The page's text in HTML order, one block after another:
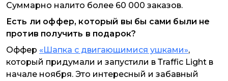
Суммарно налито более 60 000 заказов.
Есть ли оффер, который вы бы сами были не
против получить в подарок?
Оффер «Шапка с двигающимися ушками»,
который придумали и запустили в Тraffic Light в
начале ноября. Это интересный и забавный